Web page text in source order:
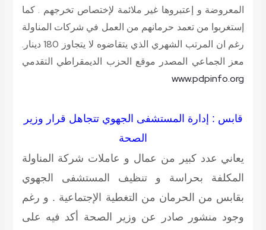
المعروضة و إعتبروها غير ملائمة لإختصاص تخرجهم . كما
إستغربوا من تعمد حرمانهم من العمل في شركات المناولة
رغم ان المرتب الشهري الذي يتقاضوه لا يتجاوز 180 دينار.
معز الجماعي المصدر موقع الحزب الديمقراطي التقدمي
www.pdpinfo.org
قابس : إدارة المستشفى الجهوي تتجاهل قرار وزير
الصحة
يعاني عدد كبير من عمال و عاملات شركة المناولة
المكلفة بحراسة و تنظيف المستشفى الجهوي
بقابس من الحرمان من التغطية الإجتماعية . و رغم
وجود منشور صادر عن وزير الصحة أكد فيه على